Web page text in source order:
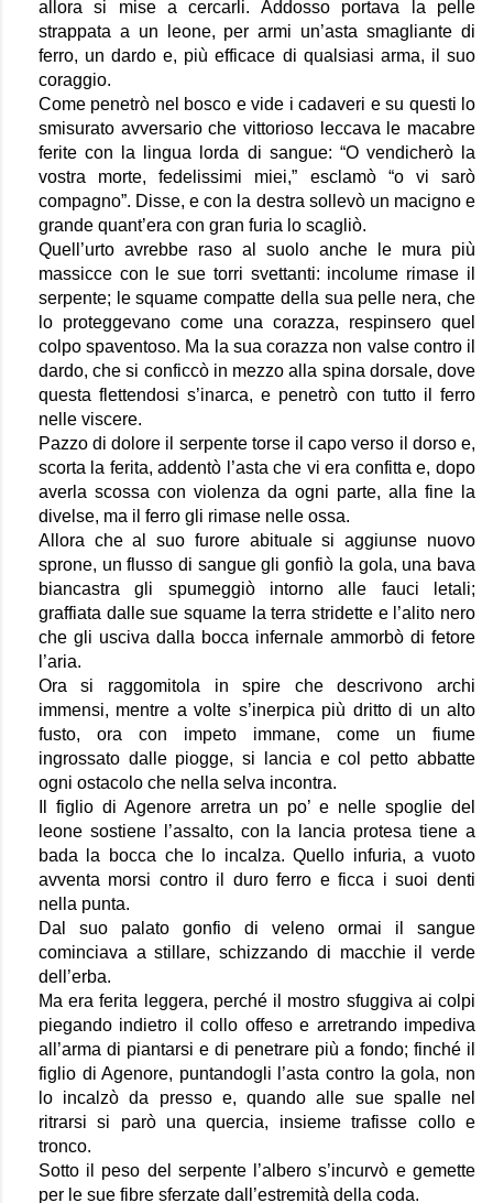
allora si mise a cercarli. Addosso portava la pelle
strappata a un leone, per armi un’asta smagliante di
ferro, un dardo e, più efficace di qualsiasi arma, il suo
coraggio.
Come penetrò nel bosco e vide i cadaveri e su questi lo
smisurato avversario che vittorioso leccava le macabre
ferite con la lingua lorda di sangue: “O vendicherò la
vostra morte, fedelissimi miei,” esclamò “o vi sarò
compagno”. Disse, e con la destra sollevò un macigno e
grande quant’era con gran furia lo scagliò.
Quell’urto avrebbe raso al suolo anche le mura più
massicce con le sue torri svettanti: incolume rimase il
serpente; le squame compatte della sua pelle nera, che
lo proteggevano come una corazza, respinsero quel
colpo spaventoso. Ma la sua corazza non valse contro il
dardo, che si conficcò in mezzo alla spina dorsale, dove
questa flettendosi s’inarca, e penetrò con tutto il ferro
nelle viscere.
Pazzo di dolore il serpente torse il capo verso il dorso e,
scorta la ferita, addentò l’asta che vi era confitta e, dopo
averla scossa con violenza da ogni parte, alla fine la
divelse, ma il ferro gli rimase nelle ossa.
Allora che al suo furore abituale si aggiunse nuovo
sprone, un flusso di sangue gli gonfiò la gola, una bava
biancastra gli spumeggiò intorno alle fauci letali;
graffiata dalle sue squame la terra stridette e l’alito nero
che gli usciva dalla bocca infernale ammorbò di fetore
l’aria.
Ora si raggomitola in spire che descrivono archi
immensi, mentre a volte s’inerpica più dritto di un alto
fusto, ora con impeto immane, come un fiume
ingrossato dalle piogge, si lancia e col petto abbatte
ogni ostacolo che nella selva incontra.
Il figlio di Agenore arretra un po’ e nelle spoglie del
leone sostiene l’assalto, con la lancia protesa tiene a
bada la bocca che lo incalza. Quello infuria, a vuoto
avventa morsi contro il duro ferro e ficca i suoi denti
nella punta.
Dal suo palato gonfio di veleno ormai il sangue
cominciava a stillare, schizzando di macchie il verde
dell’erba.
Ma era ferita leggera, perché il mostro sfuggiva ai colpi
piegando indietro il collo offeso e arretrando impediva
all’arma di piantarsi e di penetrare più a fondo; finché il
figlio di Agenore, puntandogli l’asta contro la gola, non
lo incalzò da presso e, quando alle sue spalle nel
ritrarsi si parò una quercia, insieme trafisse collo e
tronco.
Sotto il peso del serpente l’albero s’incurvò e gemette
per le sue fibre sferzate dall’estremità della coda.